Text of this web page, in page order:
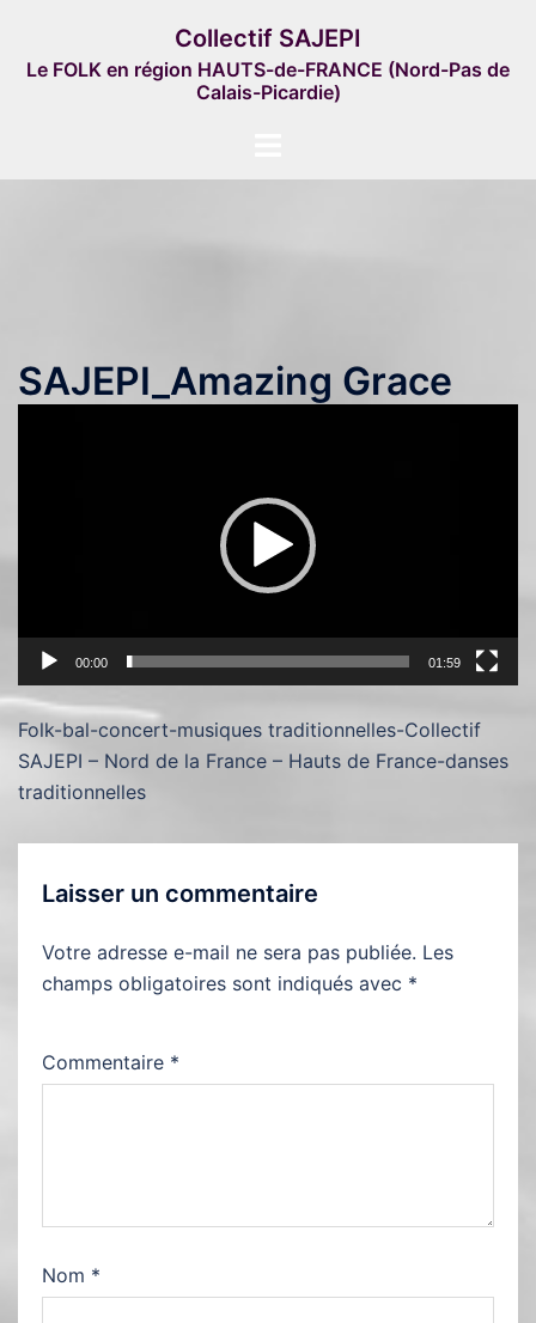
contenu
Collectif SAJEPI
Le FOLK en région HAUTS-de-FRANCE (Nord-Pas de
Calais-Picardie)
SAJEPI_Amazing Grace
00:00 01:59
Folk-bal-concert-musiques traditionnelles-Collectif
SAJEPI – Nord de la France – Hauts de France-danses
traditionnelles
Laisser un commentaire
Votre adresse e-mail ne sera pas publiée. Les
champs obligatoires sont indiqués avec *
Commentaire *
Nom *